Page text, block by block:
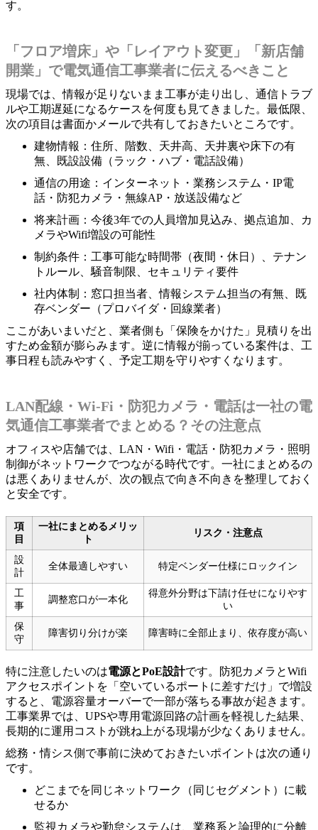
す。
「フロア増床」や「レイアウト変更」「新店舗
開業」で電気通信工事業者に伝えるべきこと
現場では、情報が足りないまま工事が走り出し、通信トラブ
ルや工期遅延になるケースを何度も見てきました。最低限、
次の項目は書面かメールで共有しておきたいところです。
建物情報：住所、階数、天井高、天井裏や床下の有
無、既設設備（ラック・ハブ・電話設備）
通信の用途：インターネット・業務システム・IP電
話・防犯カメラ・無線AP・放送設備など
将来計画：今後3年での人員増加見込み、拠点追加、カ
メラやWifi増設の可能性
制約条件：工事可能な時間帯（夜間・休日）、テナン
トルール、騒音制限、セキュリティ要件
社内体制：窓口担当者、情報システム担当の有無、既
存ベンダー（プロバイダ・回線業者）
ここがあいまいだと、業者側も「保険をかけた」見積りを出
すため金額が膨らみます。逆に情報が揃っている案件は、工
事日程も読みやすく、予定工期を守りやすくなります。
LAN配線・Wi‑Fi・防犯カメラ・電話は一社の電
気通信工事業者でまとめる？その注意点
オフィスや店舗では、LAN・Wifi・電話・防犯カメラ・照明
制御がネットワークでつながる時代です。一社にまとめるの
は悪くありませんが、次の観点で向き不向きを整理しておく
と安全です。
項
目
一社にまとめるメリッ
ト
リスク・注意点
設
計
全体最適しやすい 特定ベンダー仕様にロックイン
工
事
調整窓口が一本化
得意外分野は下請け任せになりやす
い
保
守
障害切り分けが楽 障害時に全部止まり、依存度が高い
特に注意したいのは電源とPoE設計です。防犯カメラとWifi
アクセスポイントを「空いているポートに差すだけ」で増設
すると、電源容量オーバーで一部が落ちる事故が起きます。
工事業界では、UPSや専用電源回路の計画を軽視した結果、
長期的に運用コストが跳ね上がる現場が少なくありません。
総務・情シス側で事前に決めておきたいポイントは次の通り
です。
どこまでを同じネットワーク（同じセグメント）に載
せるか
監視カメラや勤怠システムは、業務系と論理的に分離